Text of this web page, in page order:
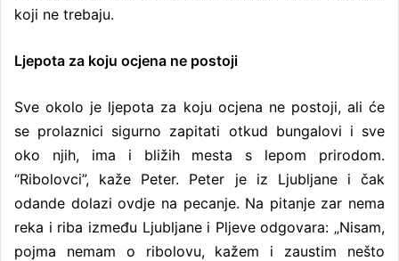
koji ne trebaju.
Ljepota za koju ocjena ne postoji
Sve okolo je ljepota za koju ocjena ne postoji, ali će
se prolaznici sigurno zapitati otkud bungalovi i sve
oko njih, ima i bližih mesta s lepom prirodom.
“Ribolovci”, kaže Peter. Peter je iz Ljubljane i čak
odande dolazi ovdje na pecanje. Na pitanje zar nema
reka i riba između Ljubljane i Pljeve odgovara: „Nisam,
pojma nemam o ribolovu, kažem i zaustim nešto